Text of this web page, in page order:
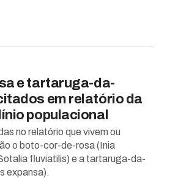
e tartaruga-da-
em relatório da
populacional
no relatório que vivem ou
o boto-cor-de-rosa (Inia
fluviatilis) e a tartaruga-da-
expansa).